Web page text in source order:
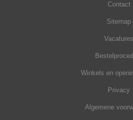
Contact
Sitemap
Vacatures
Winkels en
Privacy
Algemene